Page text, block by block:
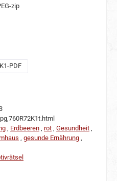
zip
PDF
Erdbeeren rot Gesundheit
gesunde Ernährung